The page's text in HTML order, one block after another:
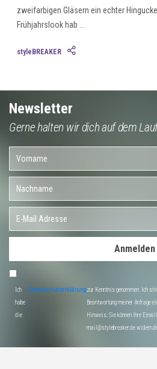
zweifarbigen Gläsern ein echter
Frühjahrslook hab ...
styleBREAKER
Newsletter
Gerne halten wir dich auf dem
Anmelden
Ich
habe
die
Datenschutzerklärungzur Kenntnis genommen. Ich
Beantwortung meiner Anfrage
Hinweis: Sie können Ihre
mail@stylebreaker.de